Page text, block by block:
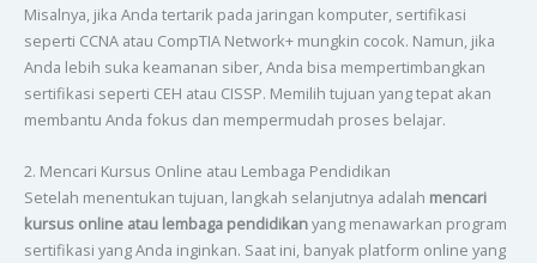
Misalnya, jika Anda tertarik pada jaringan komputer, sertifikasi
seperti CCNA atau CompTIA Network+ mungkin cocok. Namun, jika
Anda lebih suka keamanan siber, Anda bisa mempertimbangkan
sertifikasi seperti CEH atau CISSP. Memilih tujuan yang tepat akan
membantu Anda fokus dan mempermudah proses belajar.
2. Mencari Kursus Online atau Lembaga Pendidikan
Setelah menentukan tujuan, langkah selanjutnya adalah mencari
kursus online atau lembaga pendidikanyang menawarkan program
sertifikasi yang Anda inginkan. Saat ini, banyak platform online yang